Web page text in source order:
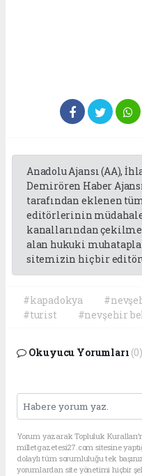
Anadolu Ajansı (AA),
Demirören Haber
tarafından eklenen
editörlerinin
kanallarından
alan hukuki
sitemizin hiç bir
#kapadokya
#turist
#nevşehir
Okuyucu Yorumları (0)
Yorum yazarak Topluluk
milletgazetesi27.com sitesine
dolaylı tüm sorumluluğu tek
yorumlardan site yönetimi hiçbir